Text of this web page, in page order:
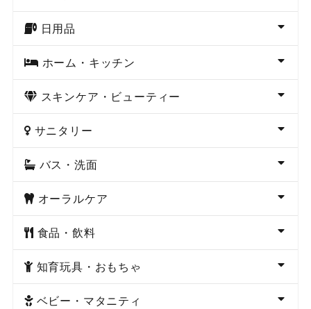
日用品
ホーム・キッチン
スキンケア・ビューティー
サニタリー
バス・洗面
オーラルケア
食品・飲料
知育玩具・おもちゃ
ベビー・マタニティ